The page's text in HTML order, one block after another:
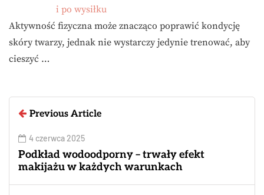
i po wysiłku
Aktywność fizyczna może znacząco poprawić kondycję
skóry twarzy, jednak nie wystarczy jedynie trenować, aby
cieszyć …
Previous Article
4 czerwca 2025
Podkład wodoodporny – trwały efekt
makijażu w każdych warunkach